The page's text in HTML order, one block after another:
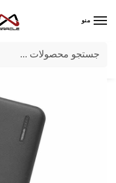
منو
میراکل/کامپیوتر/قطعات جانبی